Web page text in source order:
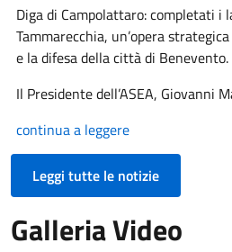
Diga di Campolattaro: completati i
Tammarecchia, un’opera
e la difesa della città di Benevento.
Il Presidente dell’ASEA, Giovanni
continua a leggere
Leggi tutte le notizie
Galleria Video